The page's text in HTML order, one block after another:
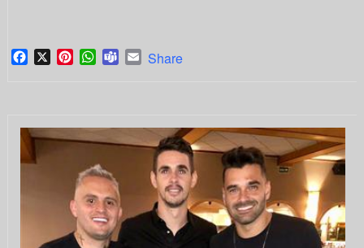
Facebook
X PinterestWhatsApp
TeamsEmail
Share